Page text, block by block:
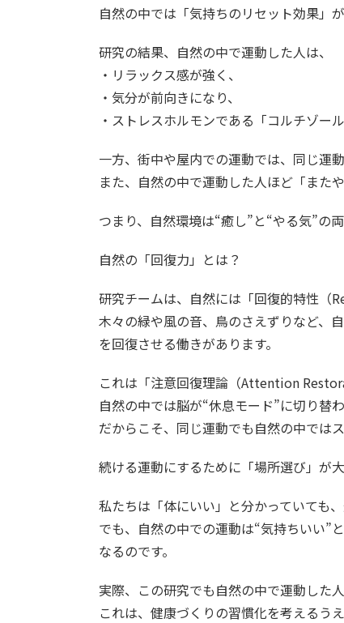
自然の中では「気持ちのリセット効果」
研究の結果、自然の中で運動した人は、
・リラックス感が強く、
・気分が前向きになり、
・ストレスホルモンである「コルチゾー
一方、街中や屋内での運動では、同じ運
また、自然の中で運動した人ほど「また
つまり、自然環境は“癒し”と“やる気”の
自然の「回復力」とは？
研究チームは、自然には「回復的特性（
木々の緑や風の音、鳥のさえずりなど、
を回復させる働きがあります。
これは「注意回復理論（Attention
自然の中では脳が“休息モード”に切り替わ
だからこそ、同じ運動でも自然の中では
続ける運動にするために「場所選び」が
私たちは「体にいい」と分かっていても
でも、自然の中での運動は“気持ちいい”
なるのです。
実際、この研究でも自然の中で運動した
これは、健康づくりの習慣化を考えるう